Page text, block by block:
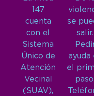
147
cuenta
con el
Sistema
Único de
Atención
Vecinal
(SUAV),
se
salir.
ayuda
el
paso.